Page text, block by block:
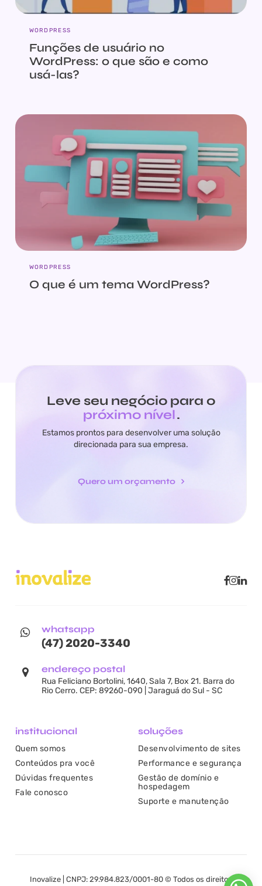
WORDPRESS
Funções de usuário no
WordPress: o que são e como
usá-las?
WORDPRESS
O que é um tema WordPress?
Leve seu negócio para o
próximo nível.
Estamos prontos para desenvolver uma solução
direcionada para sua empresa.
Quero um orçamento
whatsapp
(47) 2020-3340
endereço postal
Rua Feliciano Bortolini, 1640, Sala 7, Box 21. Barra do
Rio Cerro. CEP: 89260-090 | Jaraguá do Sul - SC
institucional
Quem somos
Conteúdos pra você
Dúvidas frequentes
Fale conosco
soluções
Desenvolvimento de sites
Performance e segurança
Gestão de domínio e
hospedagem
Suporte e manutenção
Inovalize | CNPJ: 29.984.823/0001-80 © Todos os direitos